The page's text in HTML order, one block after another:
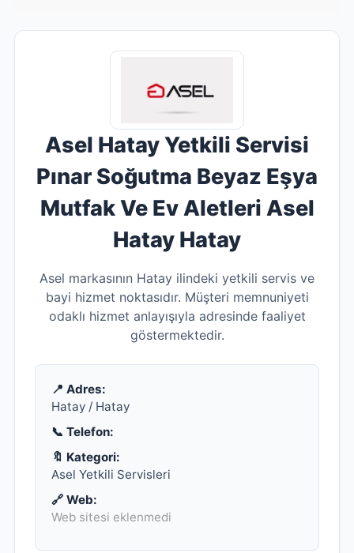
Asel Hatay Yetkili Servisi
Pınar Soğutma Beyaz Eşya
Mutfak Ve Ev Aletleri Asel
Hatay Hatay
Asel markasının Hatay ilindeki yetkili servis ve
bayi hizmet noktasıdır. Müşteri memnuniyeti
odaklı hizmet anlayışıyla adresinde faaliyet
göstermektedir.
📍 Adres:
Hatay / Hatay
📞 Telefon:
🔖 Kategori:
Asel Yetkili Servisleri
🔗 Web:
Web sitesi eklenmedi